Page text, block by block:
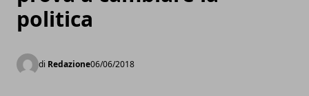
politica
di Redazione06/06/2018